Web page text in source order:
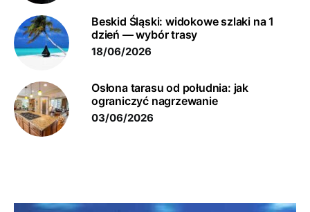
Beskid Śląski: widokowe szlaki na 1
dzień — wybór trasy
18/06/2026
Osłona tarasu od południa: jak
ograniczyć nagrzewanie
03/06/2026